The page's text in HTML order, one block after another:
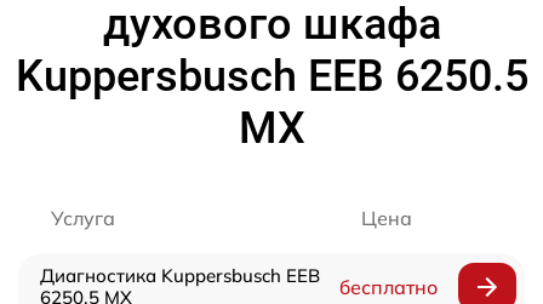
духового шкафа
Kuppersbusch EEB 6250.5
MX
Услуга Цена
Диагностика Kuppersbusch EEB
6250.5 MX
бесплатно